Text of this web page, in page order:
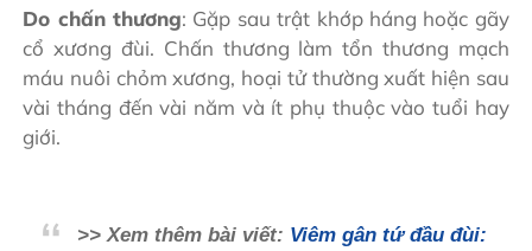
Do chấn thương: Gặp sau trật khớp háng hoặc gãy
cổ xương đùi. Chấn thương làm tổn thương mạch
máu nuôi chỏm xương, hoại tử thường xuất hiện sau
vài tháng đến vài năm và ít phụ thuộc vào tuổi hay
giới.
>> Xem thêm bài viết: Viêm gân tứ đầu đùi: